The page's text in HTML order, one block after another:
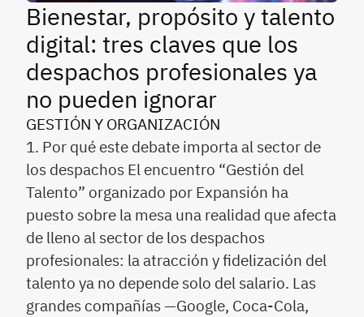
Bienestar, propósito y talento
digital: tres claves que los
despachos profesionales ya
no pueden ignorar
GESTIÓN Y ORGANIZACIÓN
1. Por qué este debate importa al sector de
los despachos El encuentro “Gestión del
Talento” organizado por Expansión ha
puesto sobre la mesa una realidad que afecta
de lleno al sector de los despachos
profesionales: la atracción y fidelización del
talento ya no depende solo del salario. Las
grandes compañías —Google, Coca-Cola,